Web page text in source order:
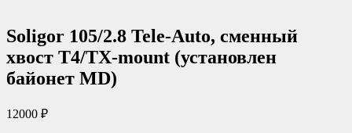
Soligor 105/2.8 Tele-Auto, сменный
хвост T4/TX-mount (установлен
байонет MD)
12000 ₽